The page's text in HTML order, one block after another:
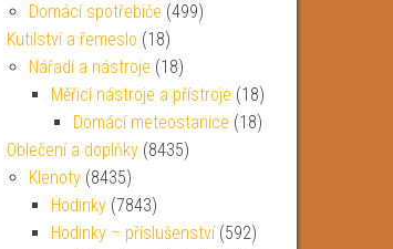
Domácí spotřebiče (499)
Kutilství a řemeslo (18)
Nářadí a nástroje (18)
Měřicí nástroje a přístroje (18)
Domácí meteostanice (18)
Oblečení a doplňky (8435)
Klenoty (8435)
Hodinky (7843)
Hodinky – příslušenství (592)